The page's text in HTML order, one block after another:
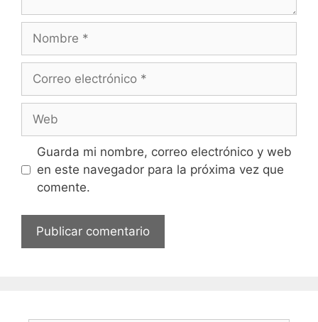
Nombre
Correo
Web
Guarda mi nombre, correo electrónico y web
en este navegador para la próxima vez que
comente.